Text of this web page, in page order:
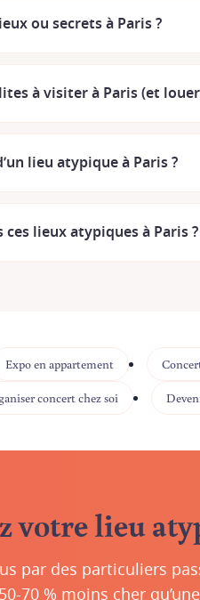
ou secrets à Paris ?
à visiter à Paris (et
lieu atypique à Paris ?
lieux atypiques à Paris ?
Expo en appartement
concert chez soi
votre lieu
par des particuliers
70 % moins cher